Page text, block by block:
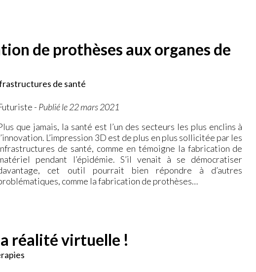
de prothèses aux organes de
de santé
- Publié le 22 mars 2021
que jamais, la santé est l’un des secteurs les plus enclins à
L’impression 3D est de plus en plus sollicitée par les
de santé, comme en témoigne la fabrication de
pendant l’épidémie. S’il venait à se démocratiser
cet outil pourrait bien répondre à d’autres
comme la fabrication de prothèses…
réalité virtuelle !